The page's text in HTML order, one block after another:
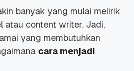
banyak yang mulai melirik
atau content writer. Jadi,
yang membutuhkan
cara menjadi